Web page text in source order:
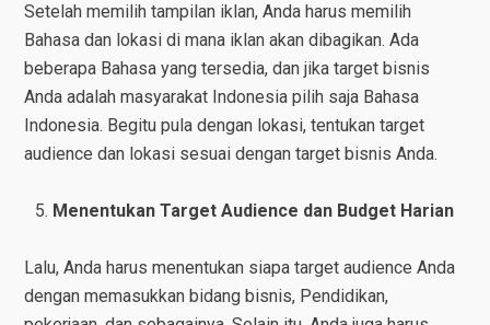
Setelah memilih tampilan iklan, Anda harus memilih
Bahasa dan lokasi di mana iklan akan dibagikan. Ada
beberapa Bahasa yang tersedia, dan jika target bisnis
Anda adalah masyarakat Indonesia pilih saja Bahasa
Indonesia. Begitu pula dengan lokasi, tentukan target
audience dan lokasi sesuai dengan target bisnis Anda.
Menentukan Target Audience dan Budget Harian
Lalu, Anda harus menentukan siapa target audience Anda
dengan memasukkan bidang bisnis, Pendidikan,